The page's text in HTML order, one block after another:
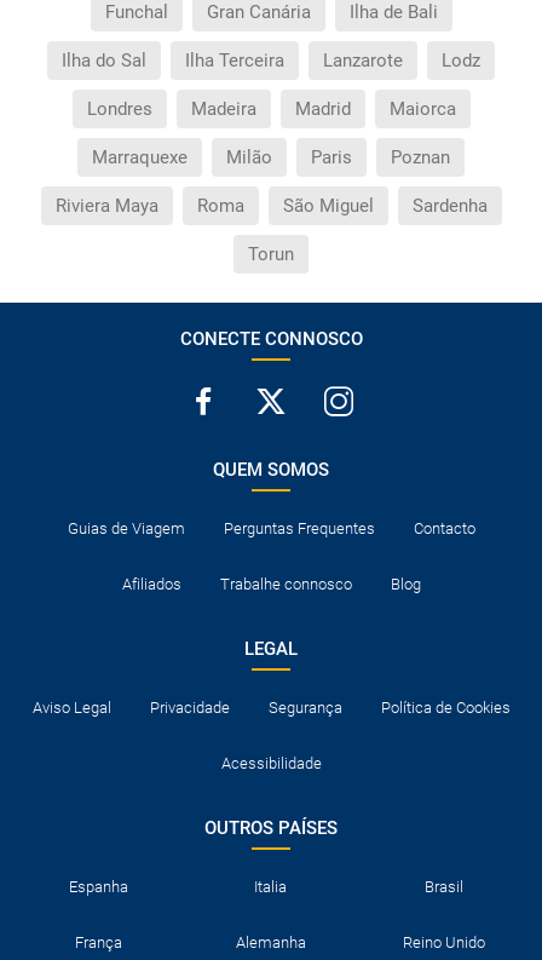
Funchal Gran Canária Ilha de Bali
Ilha do Sal Ilha Terceira Lanzarote Lodz
Londres Madeira Madrid Maiorca
Marraquexe Milão Paris Poznan
Riviera Maya Roma São Miguel Sardenha
Torun
CONECTE CONNOSCO
QUEM SOMOS
Guias de Viagem Perguntas Frequentes Contacto
Afiliados Trabalhe connosco Blog
LEGAL
Aviso Legal Privacidade Segurança Política de Cookies
Acessibilidade
OUTROS PAÍSES
Espanha Italia Brasil
França Alemanha Reino Unido